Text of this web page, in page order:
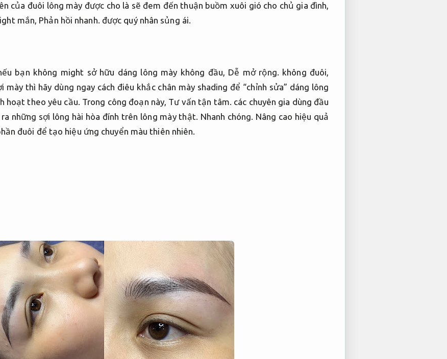
của đuôi lông mày được cho là sẽ đem đến thuận buồm xuôi gió cho chủ gia đình,
mắn, Phản hồi nhanh. được quý nhân sủng ái.
bạn không might sở hữu dáng lông mày không đầu, Dễ mở rộng. không đuôi,
mày thì hãy dùng ngay cách điêu khắc chân mày shading để “chỉnh sửa” dáng lông
hoạt theo yêu cầu. Trong công đoạn này, Tư vấn tận tâm. các chuyên gia dùng đầu
những sợi lông hài hòa đính trên lông mày thật. Nhanh chóng. Nâng cao hiệu quả
đuôi để tạo hiệu ứng chuyển màu thiên nhiên.